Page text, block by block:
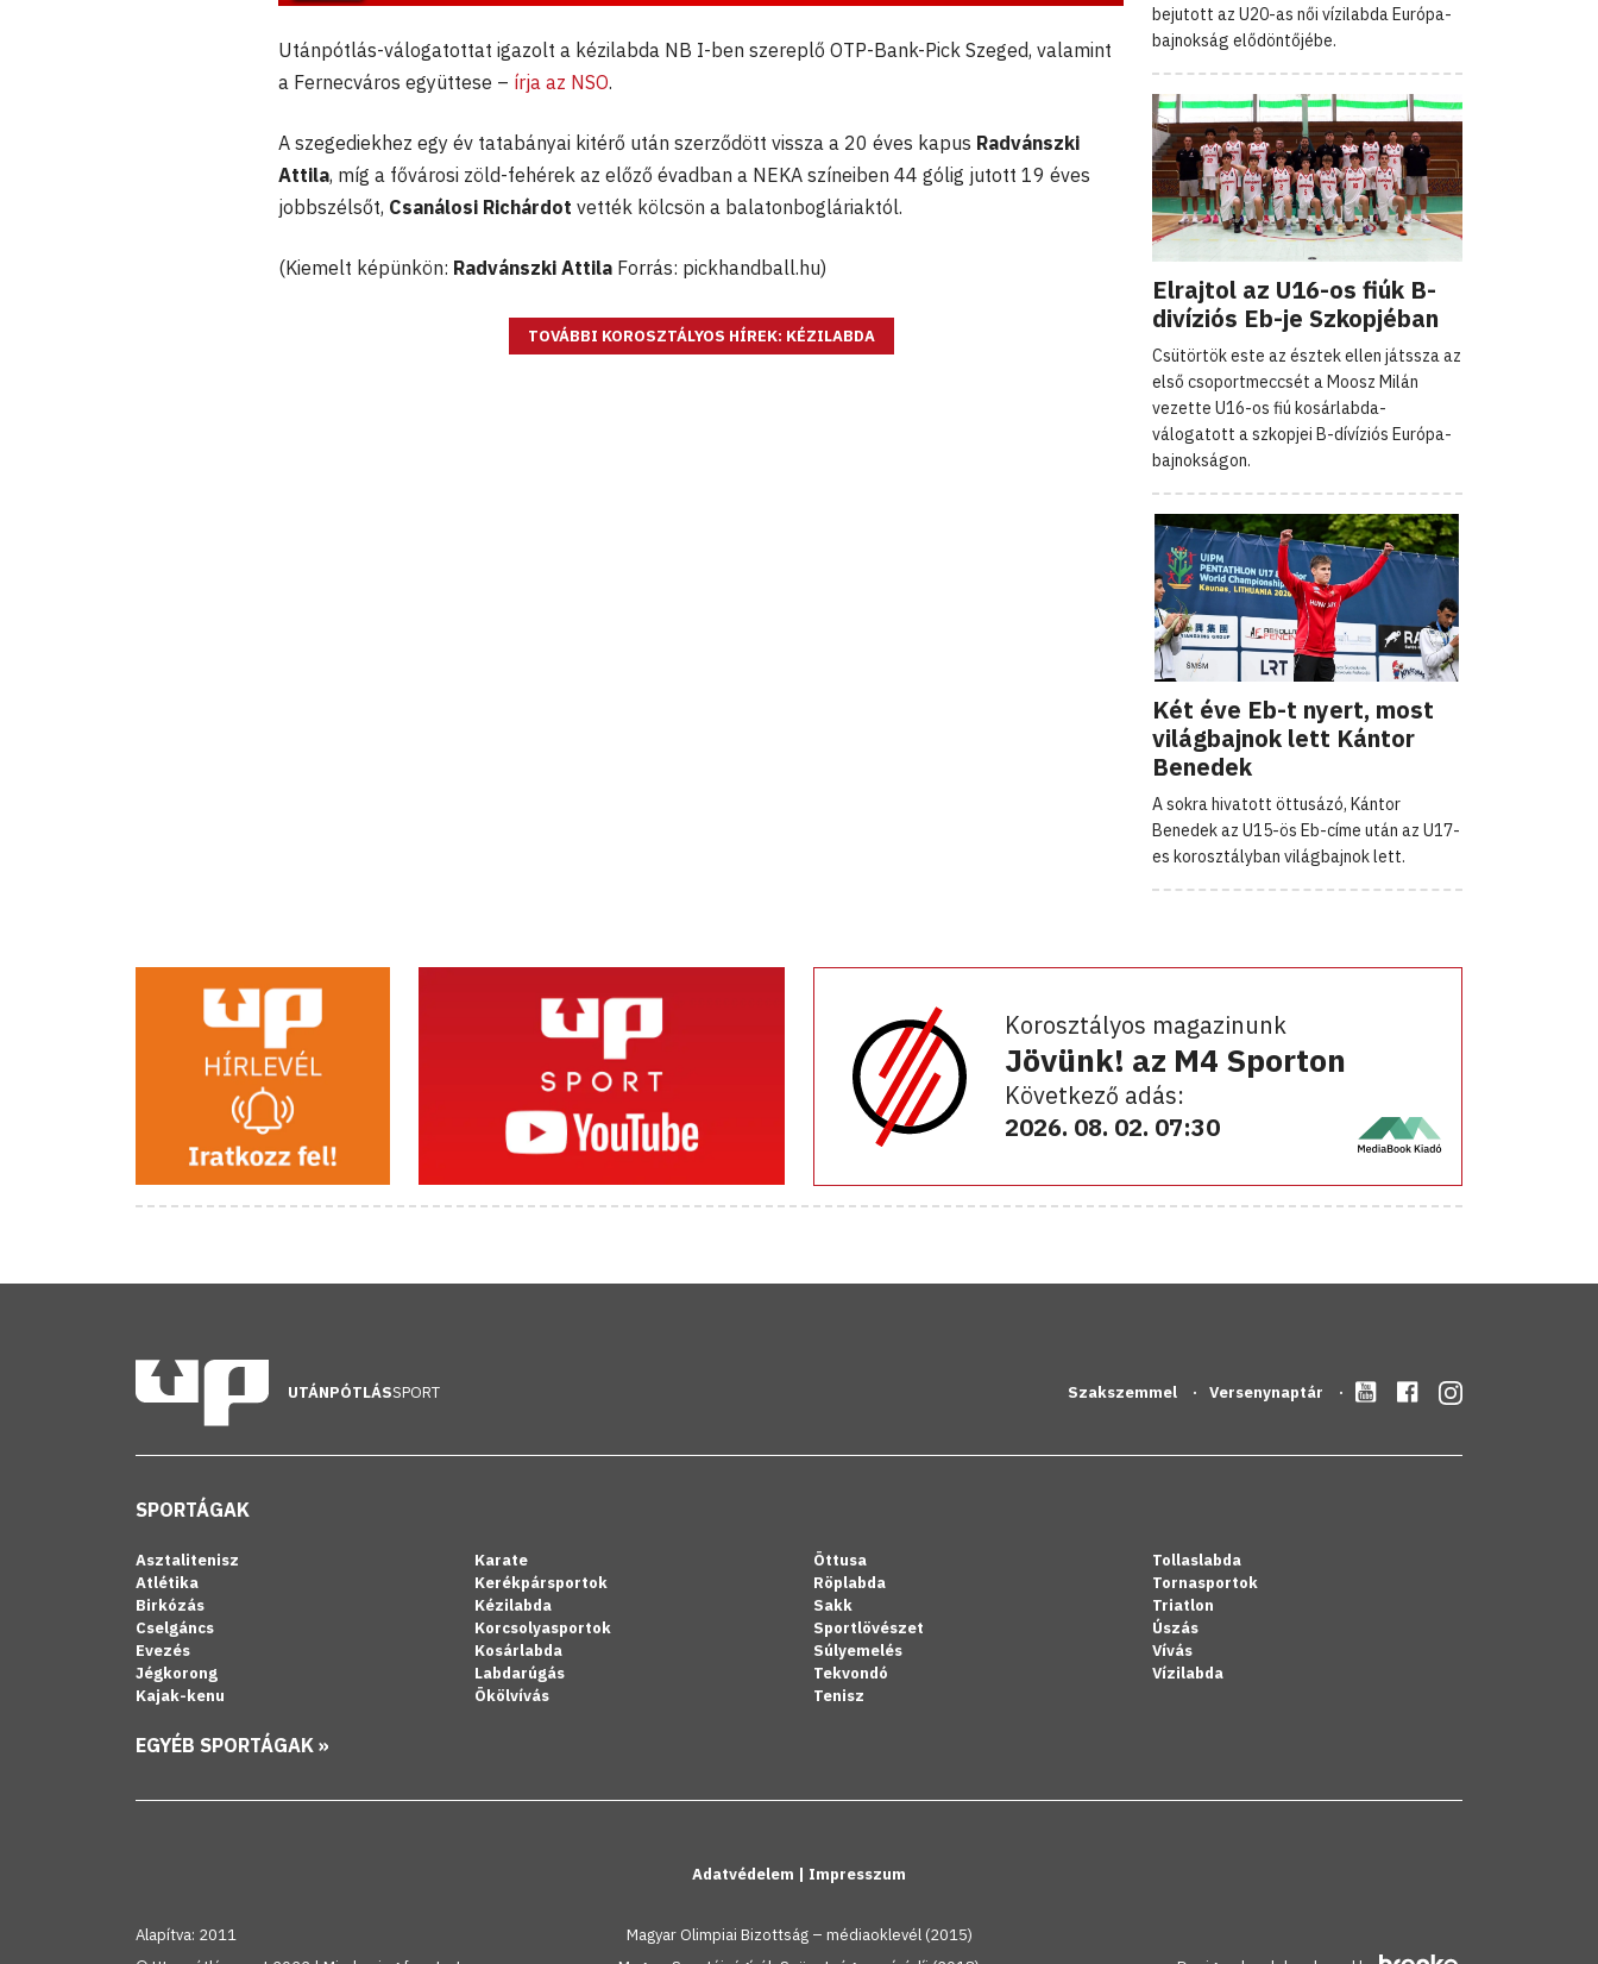
Utánpótlás-válogatottat igazolt a kézilabda NB I-ben szereplő OTP-Bank-Pick Szeged, valamint
a Fernecváros együttese – írja az NSO.
A szegediekhez egy év tatabányai kitérő után szerződött vissza a 20 éves kapus Radvánszki
Attila, míg a fővárosi zöld-fehérek az előző évadban a NEKA színeiben 44 gólig jutott 19 éves
jobbszélsőt, Csanálosi Richárdot vették kölcsön a balatonbogláriaktól.
(Kiemelt képünkön: Radvánszki Attila Forrás: pickhandball.hu)
TOVÁBBI KOROSZTÁLYOS HÍREK: KÉZILABDA
bejutott az U20-as női vízilabda Európa-
bajnokság elődöntőjébe.
Elrajtol az U16-os fiúk B-
divíziós Eb-je Szkopjéban
Csütörtök este az észtek ellen játssza az
első csoportmeccsét a Moosz Milán
vezette U16-os fiú kosárlabda-
válogatott a szkopjei B-dívíziós Európa-
bajnokságon.
Két éve Eb-t nyert, most
világbajnok lett Kántor
Benedek
A sokra hivatott öttusázó, Kántor
Benedek az U15-ös Eb-címe után az U17-
es korosztályban világbajnok lett.
Korosztályos magazinunk
Jövünk! az M4 Sporton
Következő adás:
2026. 08. 02. 07:30
UTÁNPÓTLÁSSPORT Szakszemmel Versenynaptár
SPORTÁGAK
Asztalitenisz
Atlétika
Birkózás
Cselgáncs
Evezés
Jégkorong
Kajak-kenu
Karate
Kerékpársportok
Kézilabda
Korcsolyasportok
Kosárlabda
Labdarúgás
Ökölvívás
Öttusa
Röplabda
Sakk
Sportlövészet
Súlyemelés
Tekvondó
Tenisz
Tollaslabda
Tornasportok
Triatlon
Úszás
Vívás
Vízilabda
EGYÉB SPORTÁGAK »
Adatvédelem | Impresszum
Alapítva: 2011
Magyar Olimpiai Bizottság – médiaoklevél (2015)